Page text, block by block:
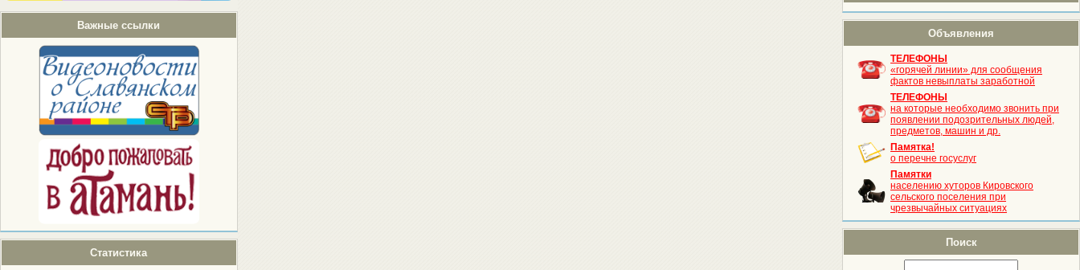
Важные ссылки
Статистика
Объявления
ТЕЛЕФОНЫ
«горячей линии» для сообщения
фактов невыплаты заработной
ТЕЛЕФОНЫ
на которые необходимо звонить при
появлении подозрительных людей,
предметов, машин и др.
Памятка!
о перечне госуслуг
Памятки
населению хуторов Кировского
сельского поселения при
чрезвычайных ситуациях
Поиск